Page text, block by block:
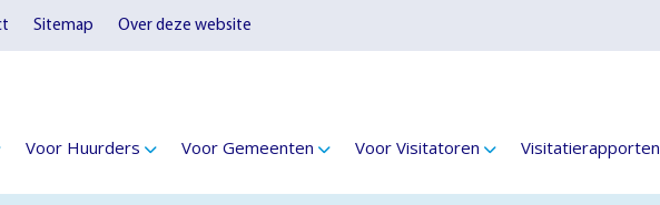
Sitemap Over deze website
Voor Huurders Voor Gemeenten Voor Visitatoren Visitatierapporten